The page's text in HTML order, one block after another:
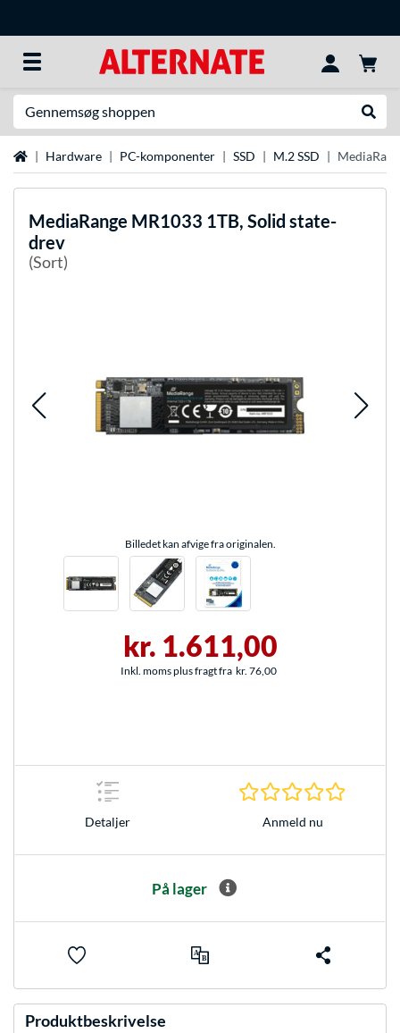
StartsideHardware PC-komponenter SSD M.2 SSD
MediaRange MR1033 1TB, Solid state-
drev
(Sort)
Billedet kan afvige fra originalen.
kr. 1.611,00
Inkl. moms plus fragt fra kr. 76,00
Detaljer Anmeld nu
På lager
Produktbeskrivelse